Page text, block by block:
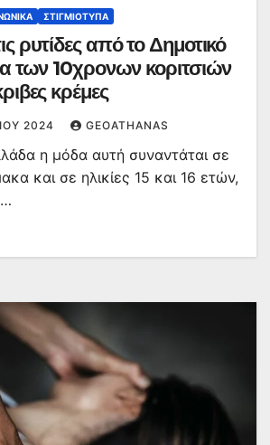
ΣΤΙΓΜΙΌΤΥΠΑ
ρυτίδες από το Δημοτικό
των 10χρονων κοριτσιών
κρέμες
2024 GEOATHANAS
η μόδα αυτή συναντάται σε
και σε ηλικίες 15 και 16 ετών,